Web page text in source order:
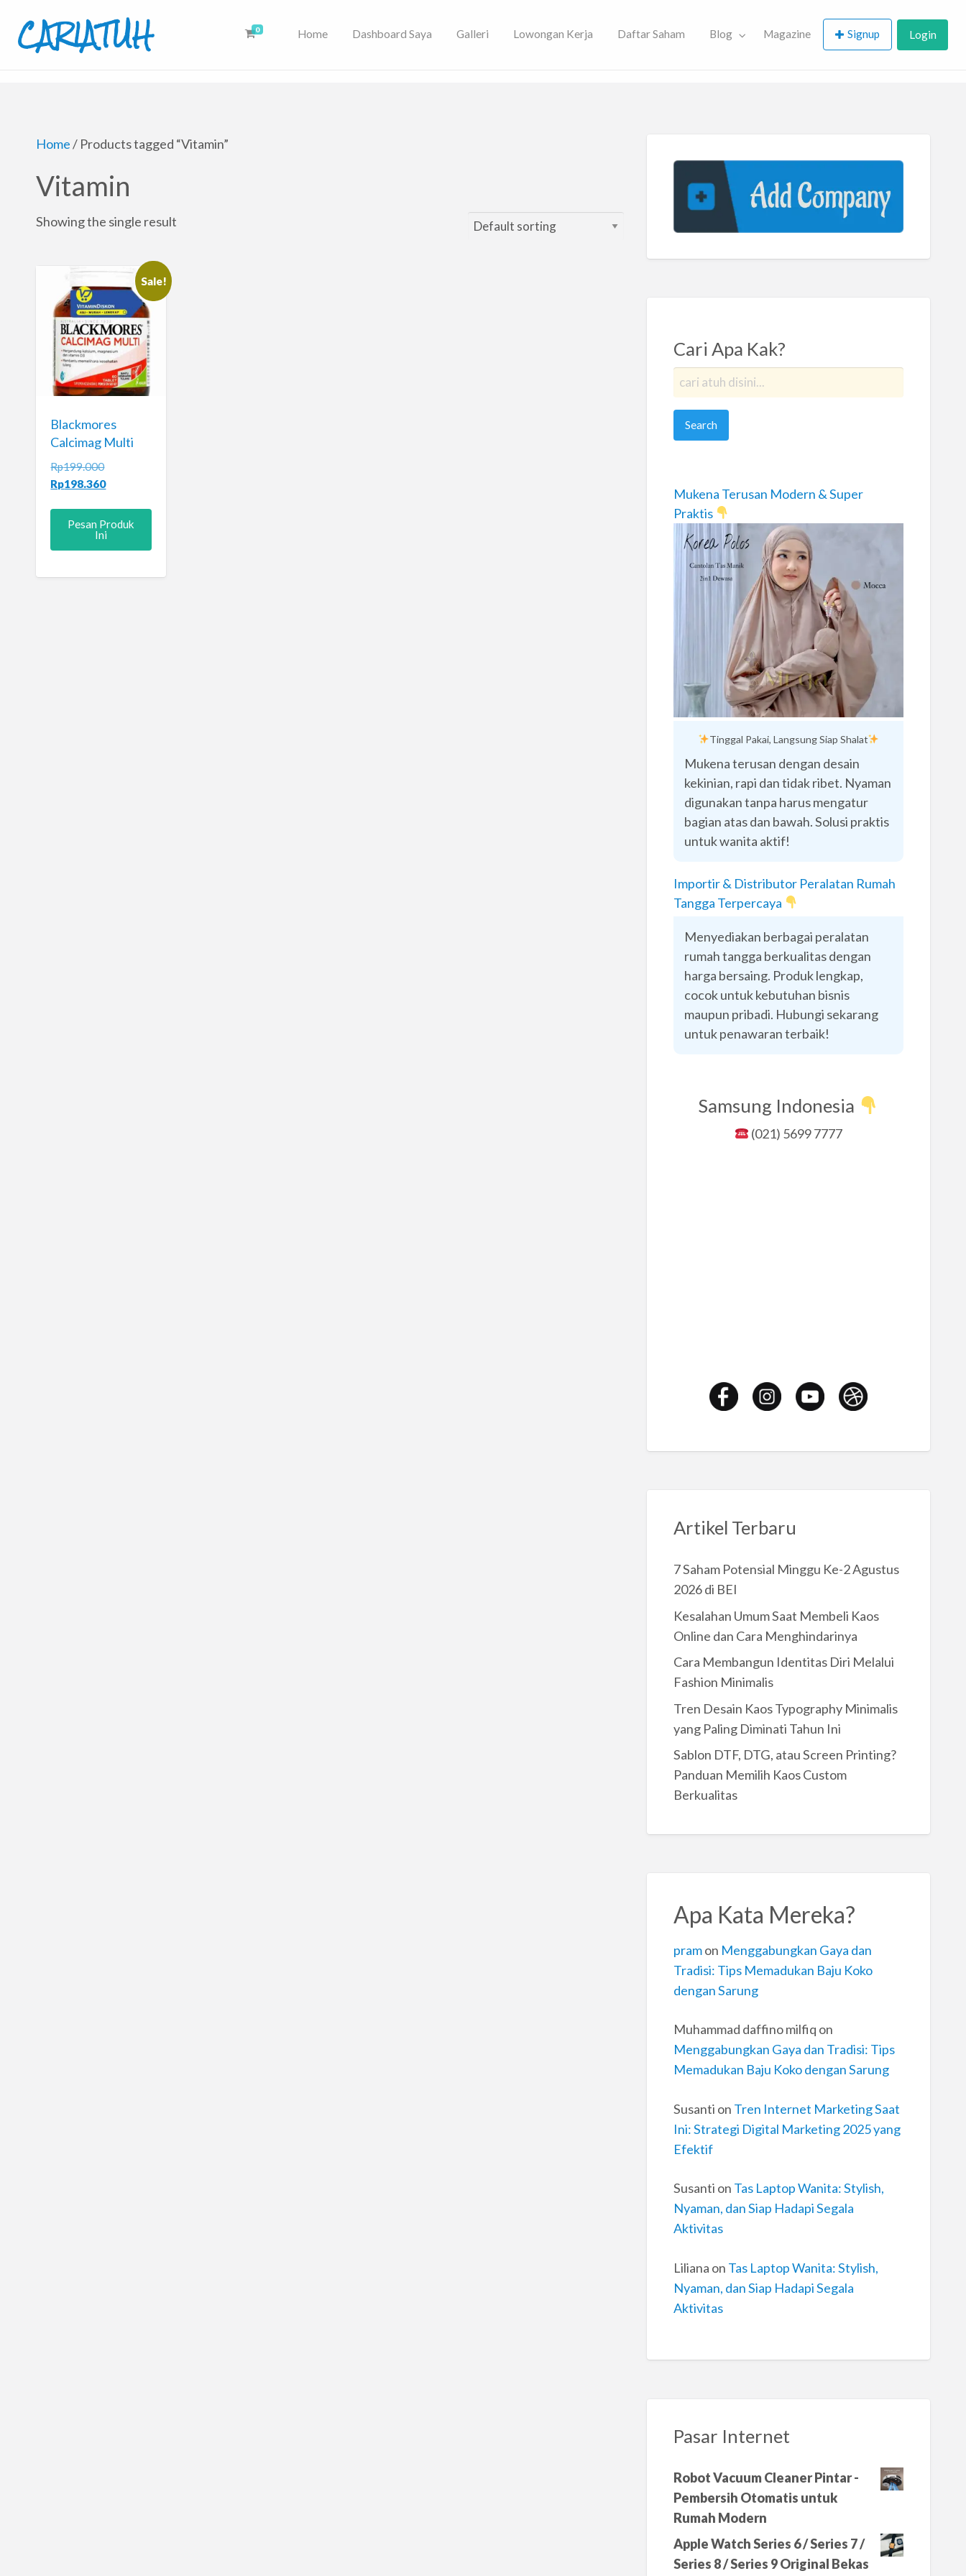
CARIATUH 0 Home Dashboard Saya Galleri Lowongan Kerja Daftar Saham Blog Magazine Signup Login
Home/ Products tagged “Vitamin”
Vitamin
Showing the single result
Sale!
Blackmores
Calcimag Multi
Rp199.000Original
price
Rp199.000.
Rp198.360Current
Rp198.360.
Pesan Produk
Ini
Cari Apa Kak?
Mukena Terusan Modern & Super
Praktis
Tinggal Pakai, Langsung Siap Shalat
Mukena terusan dengan desain
kekinian, rapi dan tidak ribet. Nyaman
digunakan tanpa harus mengatur
bagian atas dan bawah. Solusi praktis
untuk wanita aktif!
Importir & Distributor Peralatan Rumah
Tangga Terpercaya
Menyediakan berbagai peralatan
rumah tangga berkualitas dengan
harga bersaing. Produk lengkap,
cocok untuk kebutuhan bisnis
maupun pribadi. Hubungi sekarang
untuk penawaran terbaik!
Samsung Indonesia
(021) 5699 7777
Artikel Terbaru
7 Saham Potensial Minggu Ke-2 Agustus
2026 di BEI
Kesalahan Umum Saat Membeli Kaos
Online dan Cara Menghindarinya
Cara Membangun Identitas Diri Melalui
Fashion Minimalis
Tren Desain Kaos Typography Minimalis
yang Paling Diminati Tahun Ini
Sablon DTF, DTG, atau Screen Printing?
Panduan Memilih Kaos Custom
Berkualitas
Apa Kata Mereka?
pramon Menggabungkan Gaya dan
Tradisi: Tips Memadukan Baju Koko
dengan Sarung
Muhammad daffino milfiq on
Menggabungkan Gaya dan Tradisi: Tips
Memadukan Baju Koko dengan Sarung
Susanti on Tren Internet Marketing Saat
Ini: Strategi Digital Marketing 2025 yang
Efektif
Susanti on Tas Laptop Wanita: Stylish,
Nyaman, dan Siap Hadapi Segala
Aktivitas
Liliana on Tas Laptop Wanita: Stylish,
Nyaman, dan Siap Hadapi Segala
Aktivitas
Pasar Internet
Robot Vacuum Cleaner Pintar -
Pembersih Otomatis untuk
Rumah Modern
Apple Watch Series 6 / Series 7 /
Series 8 / Series 9 Original Bekas